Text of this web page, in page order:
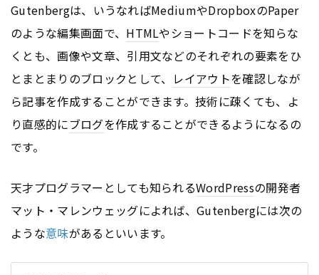
Gutenbergは、いうなればMediumやDropboxのPaper
のような編集画面で、 HTMLやショートコードを知らな
くとも、画像や文章、引用文などのそれぞれの要素をひ
とまとまりのブロックとして、 レイアウトを確認しなが
ら記事を作成することができます。技術に疎くても、よ
り直感的にブログを作成することができるようになるの
です。
天才プログラマーとしても知られるWordPressの開発者
マット・マレンウェッグによれば、Gutenbergには次の
ような意味があるといいます。